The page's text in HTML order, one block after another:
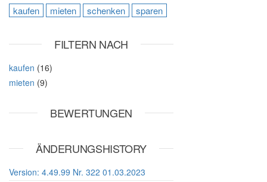
kaufen mieten schenken sparen
FILTERN NACH
kaufen (16)
mieten (9)
BEWERTUNGEN
ÄNDERUNGSHISTORY
Version: 4.49.99 Nr. 322 01.03.2023